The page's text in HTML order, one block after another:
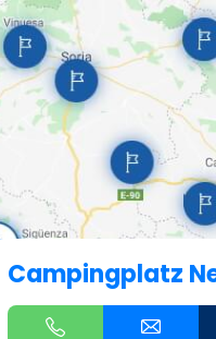
Campingplatz